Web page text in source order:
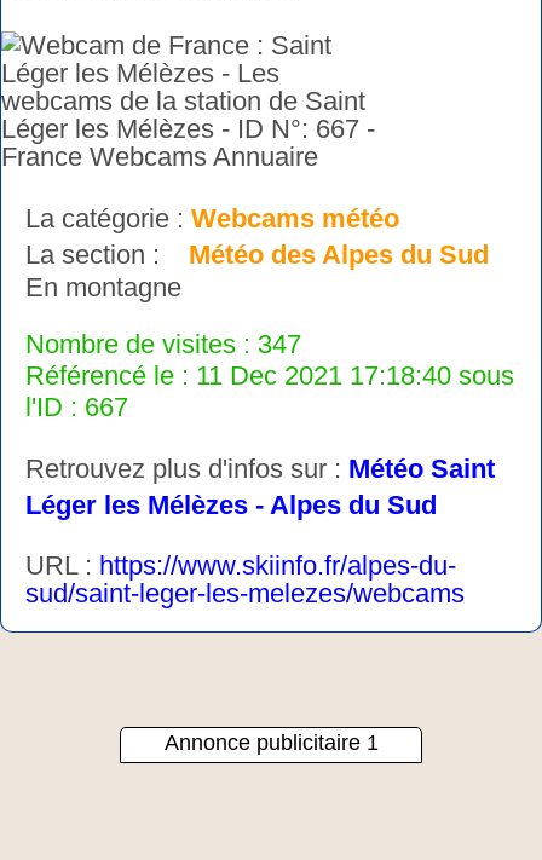
La catégorie : Webcams météo
La section : Météo des Alpes du Sud
En montagne
Nombre de visites : 347
Référencé le : 11 Dec 2021 17:18:40 sous
l'ID : 667
Retrouvez plus d'infos sur : Météo Saint
Léger les Mélèzes - Alpes du Sud
URL : https://www.skiinfo.fr/alpes-du-
sud/saint-leger-les-melezes/webcams
Annonce publicitaire 1